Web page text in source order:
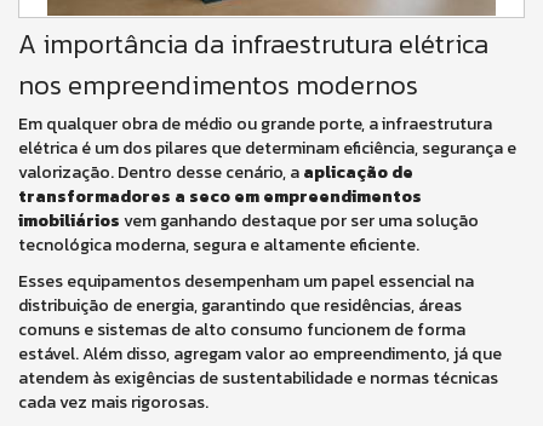
A importância da infraestrutura elétrica
nos empreendimentos modernos
Em qualquer obra de médio ou grande porte, a infraestrutura
elétrica é um dos pilares que determinam eficiência, segurança e
valorização. Dentro desse cenário, aaplicação de
transformadores a seco em empreendimentos
imobiliáriosvem ganhando destaque por ser uma solução
tecnológica moderna, segura e altamente eficiente.
Esses equipamentos desempenham um papel essencial na
distribuição de energia, garantindo que residências, áreas
comuns e sistemas de alto consumo funcionem de forma
estável. Além disso, agregam valor ao empreendimento, já que
atendem às exigências de sustentabilidade e normas técnicas
cada vez mais rigorosas.